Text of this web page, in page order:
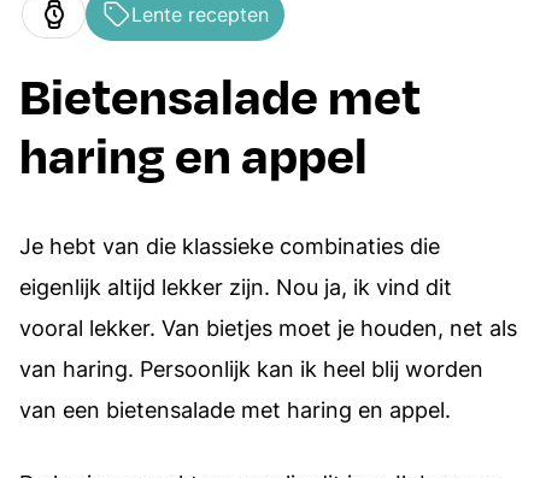
Lente recepten
Bietensalade met
haring en appel
Je hebt van die klassieke combinaties die
eigenlijk altijd lekker zijn. Nou ja, ik vind dit
vooral lekker. Van bietjes moet je houden, net als
van haring. Persoonlijk kan ik heel blij worden
van een bietensalade met haring en appel.